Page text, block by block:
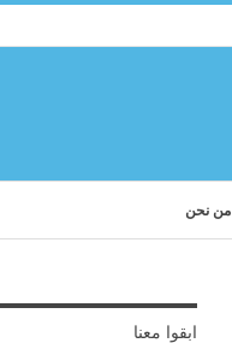
من نحن
ابقوا معنا